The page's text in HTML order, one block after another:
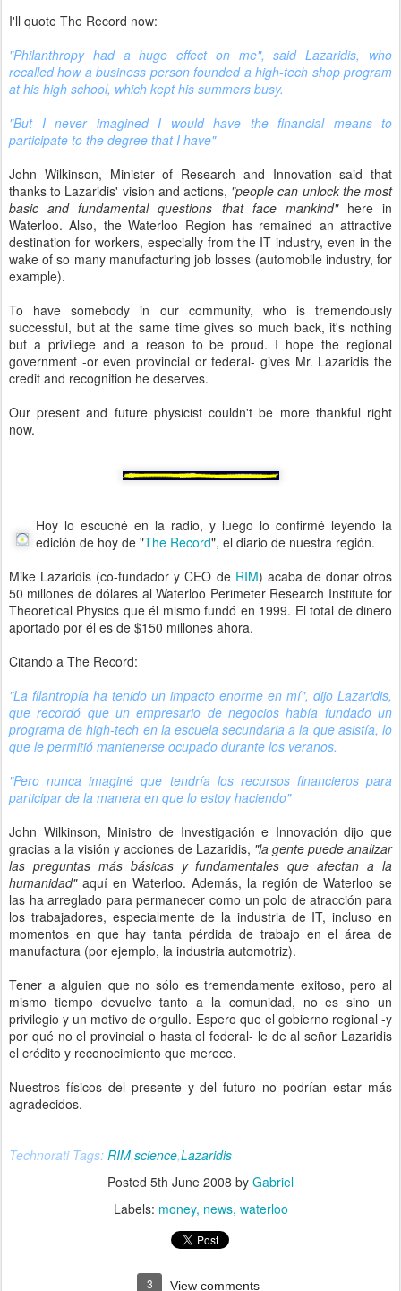
I'll quote The Record now:
"Philanthropy had a huge effect on me", said Lazaridis, who
recalled how a business person founded a high-tech shop program
at his high school, which kept his summers busy.
"But I never imagined I would have the financial means to
participate to the degree that I have"
John Wilkinson, Minister of Research and Innovation said that
thanks to Lazaridis' vision and actions, "people can unlock the most
basic and fundamental questions that face mankind" here in
Waterloo. Also, the Waterloo Region has remained an attractive
destination for workers, especially from the IT industry, even in the
wake of so many manufacturing job losses (automobile industry, for
example).
To have somebody in our community, who is tremendously
successful, but at the same time gives so much back, it's nothing
but a privilege and a reason to be proud. I hope the regional
government -or even provincial or federal- gives Mr. Lazaridis the
credit and recognition he deserves.
Our present and future physicist couldn't be more thankful right
now.
Hoy lo escuché en la radio, y luego lo confirmé leyendo la
edición de hoy de "The Record", el diario de nuestra región.
Mike Lazaridis (co-fundador y CEO de RIM) acaba de donar otros
50 millones de dólares al Waterloo Perimeter Research Institute for
Theoretical Physics que él mismo fundó en 1999. El total de dinero
aportado por él es de $150 millones ahora.
Citando a The Record:
"La filantropía ha tenido un impacto enorme en mí", dijo Lazaridis,
que recordó que un empresario de negocios había fundado un
programa de high-tech en la escuela secundaria a la que asistía, lo
que le permitió mantenerse ocupado durante los veranos.
"Pero nunca imaginé que tendría los recursos financieros para
participar de la manera en que lo estoy haciendo"
John Wilkinson, Ministro de Investigación e Innovación dijo que
gracias a la visión y acciones de Lazaridis, "la gente puede analizar
las preguntas más básicas y fundamentales que afectan a la
humanidad" aquí en Waterloo. Además, la región de Waterloo se
las ha arreglado para permanecer como un polo de atracción para
los trabajadores, especialmente de la industria de IT, incluso en
momentos en que hay tanta pérdida de trabajo en el área de
manufactura (por ejemplo, la industria automotriz).
Tener a alguien que no sólo es tremendamente exitoso, pero al
mismo tiempo devuelve tanto a la comunidad, no es sino un
privilegio y un motivo de orgullo. Espero que el gobierno regional -y
por qué no el provincial o hasta el federal- le de al señor Lazaridis
el crédito y reconocimiento que merece.
Nuestros físicos del presente y del futuro no podrían estar más
agradecidos.
Technorati Tags: RIM,science,Lazaridis
Posted 5th June 2008 by Gabriel
Labels: money news waterloo
3 View comments